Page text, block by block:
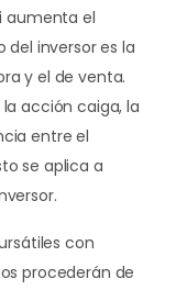
aumenta el
del inversor es la
y el de venta.
acción caiga, la
entre el
se aplica a
con
procederán de